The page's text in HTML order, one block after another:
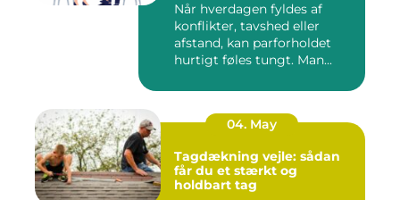
Når hverdagen fyldes af
konflikter, tavshed eller
afstand, kan parforholdet
hurtigt føles tungt. Man...
04. May
Tagdækning vejle: sådan
får du et stærkt og
holdbart tag